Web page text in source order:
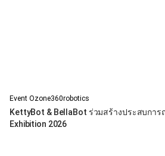
Event Ozone360robotics
KettyBot & BellaBot ร่วมสร้างประสบกา
Exhibition 2026